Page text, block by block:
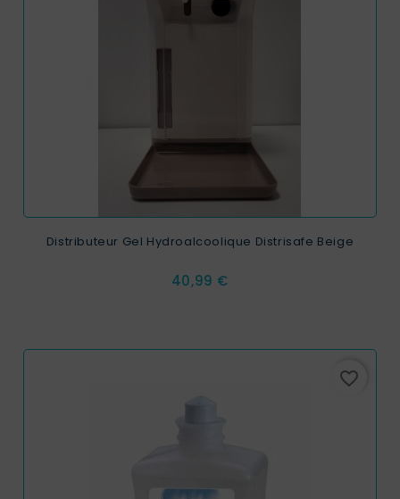
Distributeur Gel Hydroalcoolique Distrisafe Beige
Prix
40,99 €
favorite_border